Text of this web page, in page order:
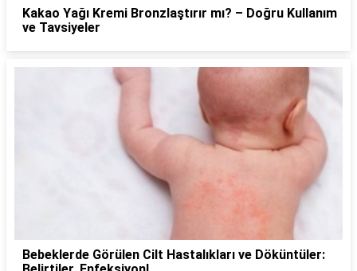
Kakao Yağı Kremi Bronzlaştırır mı? – Doğru Kullanım
ve Tavsiyeler
Bebeklerde Görülen Cilt Hastalıkları ve Döküntüler: